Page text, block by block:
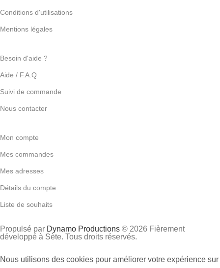
Conditions d'utilisations
Mentions légales
Besoin d'aide ?
Aide / F.A.Q
Suivi de commande
Nous contacter
Mon compte
Mes commandes
Mes adresses
Détails du compte
Liste de souhaits
Propulsé par Dynamo Productions © 2026 Fièrement
développé à Sète. Tous droits réservés.
Nous utilisons des cookies pour améliorer votre expérience sur